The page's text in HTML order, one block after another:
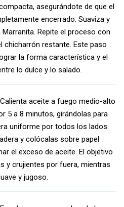
asegurándote de que el
encerrado. Suaviza y
Repite el proceso con
chicharrón restante. Este paso
la forma característica y el
lo dulce y lo salado.
Calienta aceite a fuego medio-alto
5 a 8 minutos, girándolas para
uniforme por todos los lados.
y colócalas sobre papel
el exceso de aceite. El objetivo
y crujientes por fuera, mientras
y jugoso.